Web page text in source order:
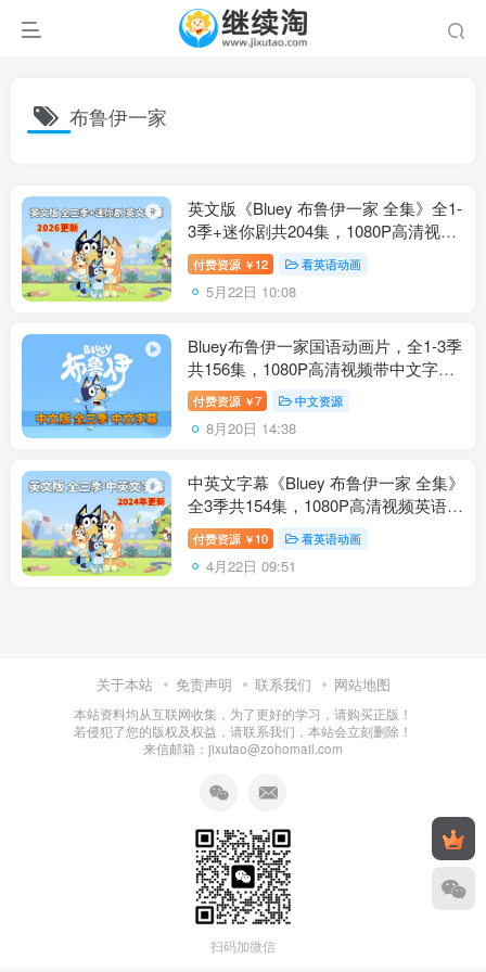
布鲁伊一家
英文版《Bluey 布鲁伊一家 全集》全1-
3季+迷你剧共204集，1080P高清视频
带英文字幕，带配套音频MP3，百度
网盘下载！
付费资源 ￥ 12 看英语动画
5月22日 10:08
Bluey布鲁伊一家国语动画片，全1-3季
共156集，1080P高清视频带中文字
幕，百度网盘下载！
付费资源 ￥7 中文资源
8月20日 14:38
中英文字幕《Bluey 布鲁伊一家 全集》
全3季共154集，1080P高清视频英语动
画片，送配套音频MP3，百度网盘下
载！
付费资源 ￥ 10 看英语动画
4月22日 09:51
关于本站 免责声明 联系我们 网站地图
本站资料均从互联网收集，为了更好的学习，请购买正版！
若侵犯了您的版权及权益，请联系我们，本站会立刻删除！
来信邮箱：jixutao@zohomail.com
扫码加微信